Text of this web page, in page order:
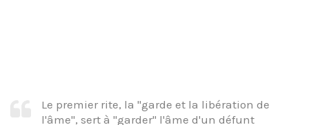
Le premier rite, la "garde et la libération de
l'âme", sert à "garder" l'âme d'un défunt